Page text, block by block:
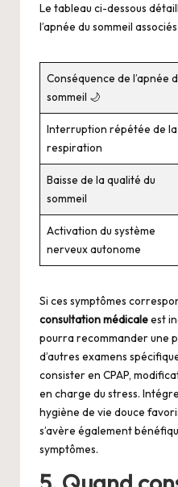
Le tableau ci-dessous
l’apnée du sommeil
Conséquence de l’apnée
sommeil 🌙
Interruption répétée de la
respiration
Baisse de la qualité du
sommeil
Activation du système
nerveux autonome
Si ces symptômes
consultation médicaleest
pourra recommander une
d’autres examens
consister en CPAP,
en charge du stress.
hygiène de vie douce
s’avère également
symptômes.